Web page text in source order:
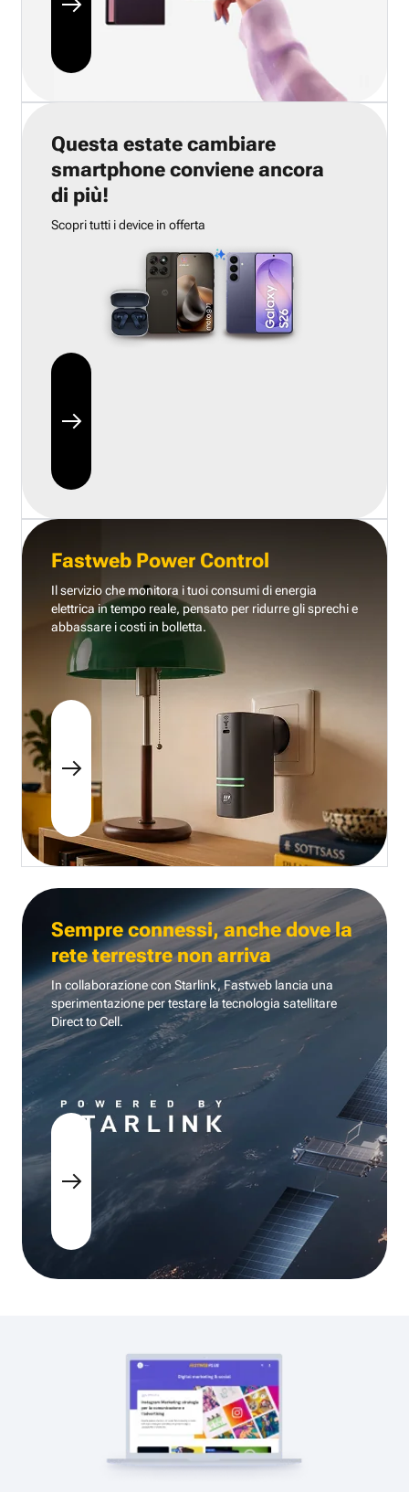
Questa estate cambiare
smartphone conviene ancora
di più!
Scopri tutti i device in offerta
Fastweb Power Control
Il servizio che monitora i tuoi consumi di energia
elettrica in tempo reale, pensato per ridurre gli sprechi e
abbassare i costi in bolletta.
Sempre connessi, anche dove la
rete terrestre non arriva
In collaborazione con Starlink, Fastweb lancia una
sperimentazione per testare la tecnologia satellitare
Direct to Cell.